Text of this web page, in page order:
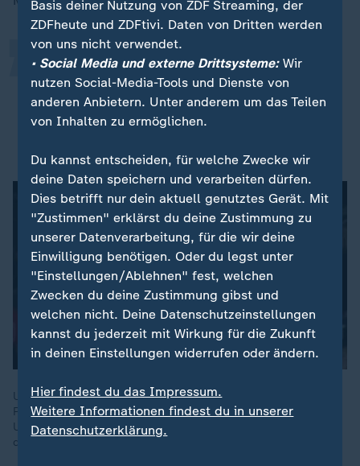
Man kann sagen, MAGA [Make
America Great Again] beschleunigt
den Abstieg der USA als Weltmacht.
Unter dem Motto "Make America Great Again" startete US-
Präsident Trump mit großen Plänen. Doch heute sind seine
Umfragewerte so niedrig wie bei keinem Amtsvorgänger seit
dem Zweiten Weltkrieg.
Basis deiner Nutzung von ZDF Streaming, der
ZDFheute und ZDFtivi. Daten von Dritten werden
von uns nicht verwendet.
• Social Media und externe Drittsysteme:Wir
nutzen Social-Media-Tools und Dienste von
anderen Anbietern. Unter anderem um das Teilen
von Inhalten zu ermöglichen.
Du kannst entscheiden, für welche Zwecke wir
deine Daten speichern und verarbeiten dürfen.
Dies betrifft nur dein aktuell genutztes Gerät. Mit
"Zustimmen" erklärst du deine Zustimmung zu
unserer Datenverarbeitung, für die wir deine
Einwilligung benötigen. Oder du legst unter
"Einstellungen/Ablehnen" fest, welchen
Zwecken du deine Zustimmung gibst und
welchen nicht. Deine Datenschutzeinstellungen
kannst du jederzeit mit Wirkung für die Zukunft
in deinen Einstellungen widerrufen oder ändern.
Hier findest du das Impressum.
Weitere Informationen findest du in unserer
Datenschutzerklärung.